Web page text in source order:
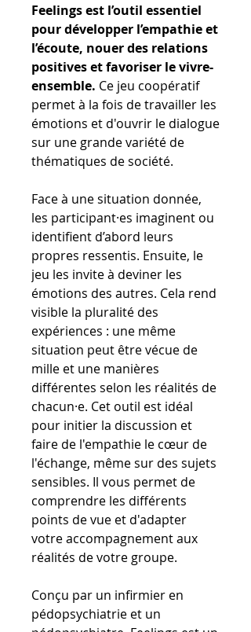
Feelings est l’outil essentiel
pour développer l’empathie et
l’écoute, nouer des relations
positives et favoriser le vivre-
ensemble. Ce jeu coopératif
permet à la fois de travailler les
émotions et d'ouvrir le dialogue
sur une grande variété de
thématiques de société.
Face à une situation donnée,
les participant·es imaginent ou
identifient d’abord leurs
propres ressentis. Ensuite, le
jeu les invite à deviner les
émotions des autres. Cela rend
visible la pluralité des
expériences : une même
situation peut être vécue de
mille et une manières
différentes selon les réalités de
chacun·e. Cet outil est idéal
pour initier la discussion et
faire de l'empathie le cœur de
l'échange, même sur des sujets
sensibles. Il vous permet de
comprendre les différents
points de vue et d'adapter
votre accompagnement aux
réalités de votre groupe.
Conçu par un infirmier en
pédopsychiatrie et un